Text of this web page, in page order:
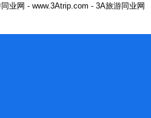
同业网 - www.3Atrip.com - 3A旅游同